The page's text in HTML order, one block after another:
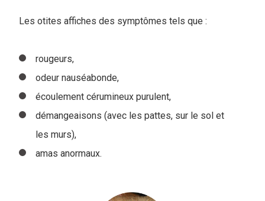
Les otites affiches des symptômes tels que :
rougeurs,
odeur nauséabonde,
écoulement cérumineux purulent,
démangeaisons (avec les pattes, sur le sol et
les murs),
amas anormaux.